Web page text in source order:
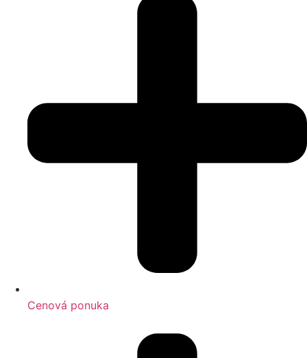
Cenová ponuka